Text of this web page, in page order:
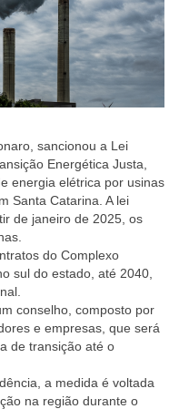
sancionou a Lei
Energética Justa,
energia elétrica por usinas
Santa Catarina. A lei
de janeiro de 2025, os
do Complexo
sul do estado, até 2040,
conselho, composto por
e empresas, que será
de transição até o
a medida é voltada
na região durante o